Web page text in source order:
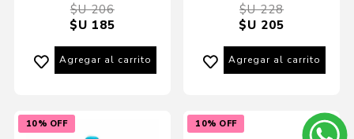
$U 206
$U 185
Agregar al carrito
$U 228
$U 205
Agregar al carrito
10% OFF 10% OFF